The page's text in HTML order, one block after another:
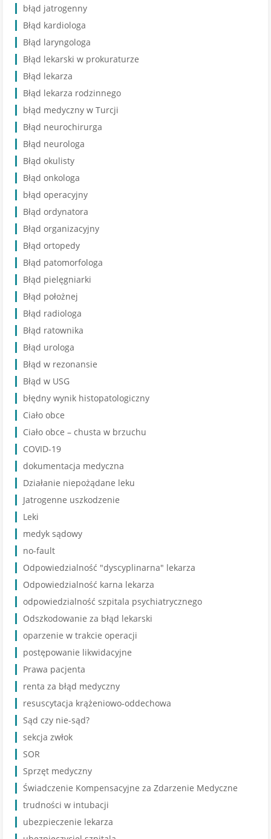
błąd jatrogenny
Błąd kardiologa
Błąd laryngologa
Błąd lekarski w prokuraturze
Błąd lekarza
Błąd lekarza rodzinnego
błąd medyczny w Turcji
Błąd neurochirurga
Błąd neurologa
Błąd okulisty
Błąd onkologa
błąd operacyjny
Błąd ordynatora
Błąd organizacyjny
Błąd ortopedy
Błąd patomorfologa
Błąd pielęgniarki
Błąd położnej
Błąd radiologa
Błąd ratownika
Błąd urologa
Błąd w rezonansie
Błąd w USG
błędny wynik histopatologiczny
Ciało obce
Ciało obce – chusta w brzuchu
COVID-19
dokumentacja medyczna
Działanie niepożądane leku
Jatrogenne uszkodzenie
Leki
medyk sądowy
no-fault
Odpowiedzialność "dyscyplinarna" lekarza
Odpowiedzialność karna lekarza
odpowiedzialność szpitala psychiatrycznego
Odszkodowanie za błąd lekarski
oparzenie w trakcie operacji
postępowanie likwidacyjne
Prawa pacjenta
renta za błąd medyczny
resuscytacja krążeniowo-oddechowa
Sąd czy nie-sąd?
sekcja zwłok
SOR
Sprzęt medyczny
Świadczenie Kompensacyjne za Zdarzenie Medyczne
trudności w intubacji
ubezpieczenie lekarza